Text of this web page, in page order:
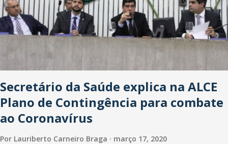
Secretário da Saúde explica na ALCE
Plano de Contingência para combate
ao Coronavírus
Por Lauriberto Carneiro Braga março 17, 2020